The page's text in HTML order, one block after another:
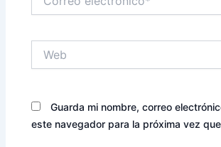
electrónico*
Guarda mi nombre, correo
este navegador para la próxima vez